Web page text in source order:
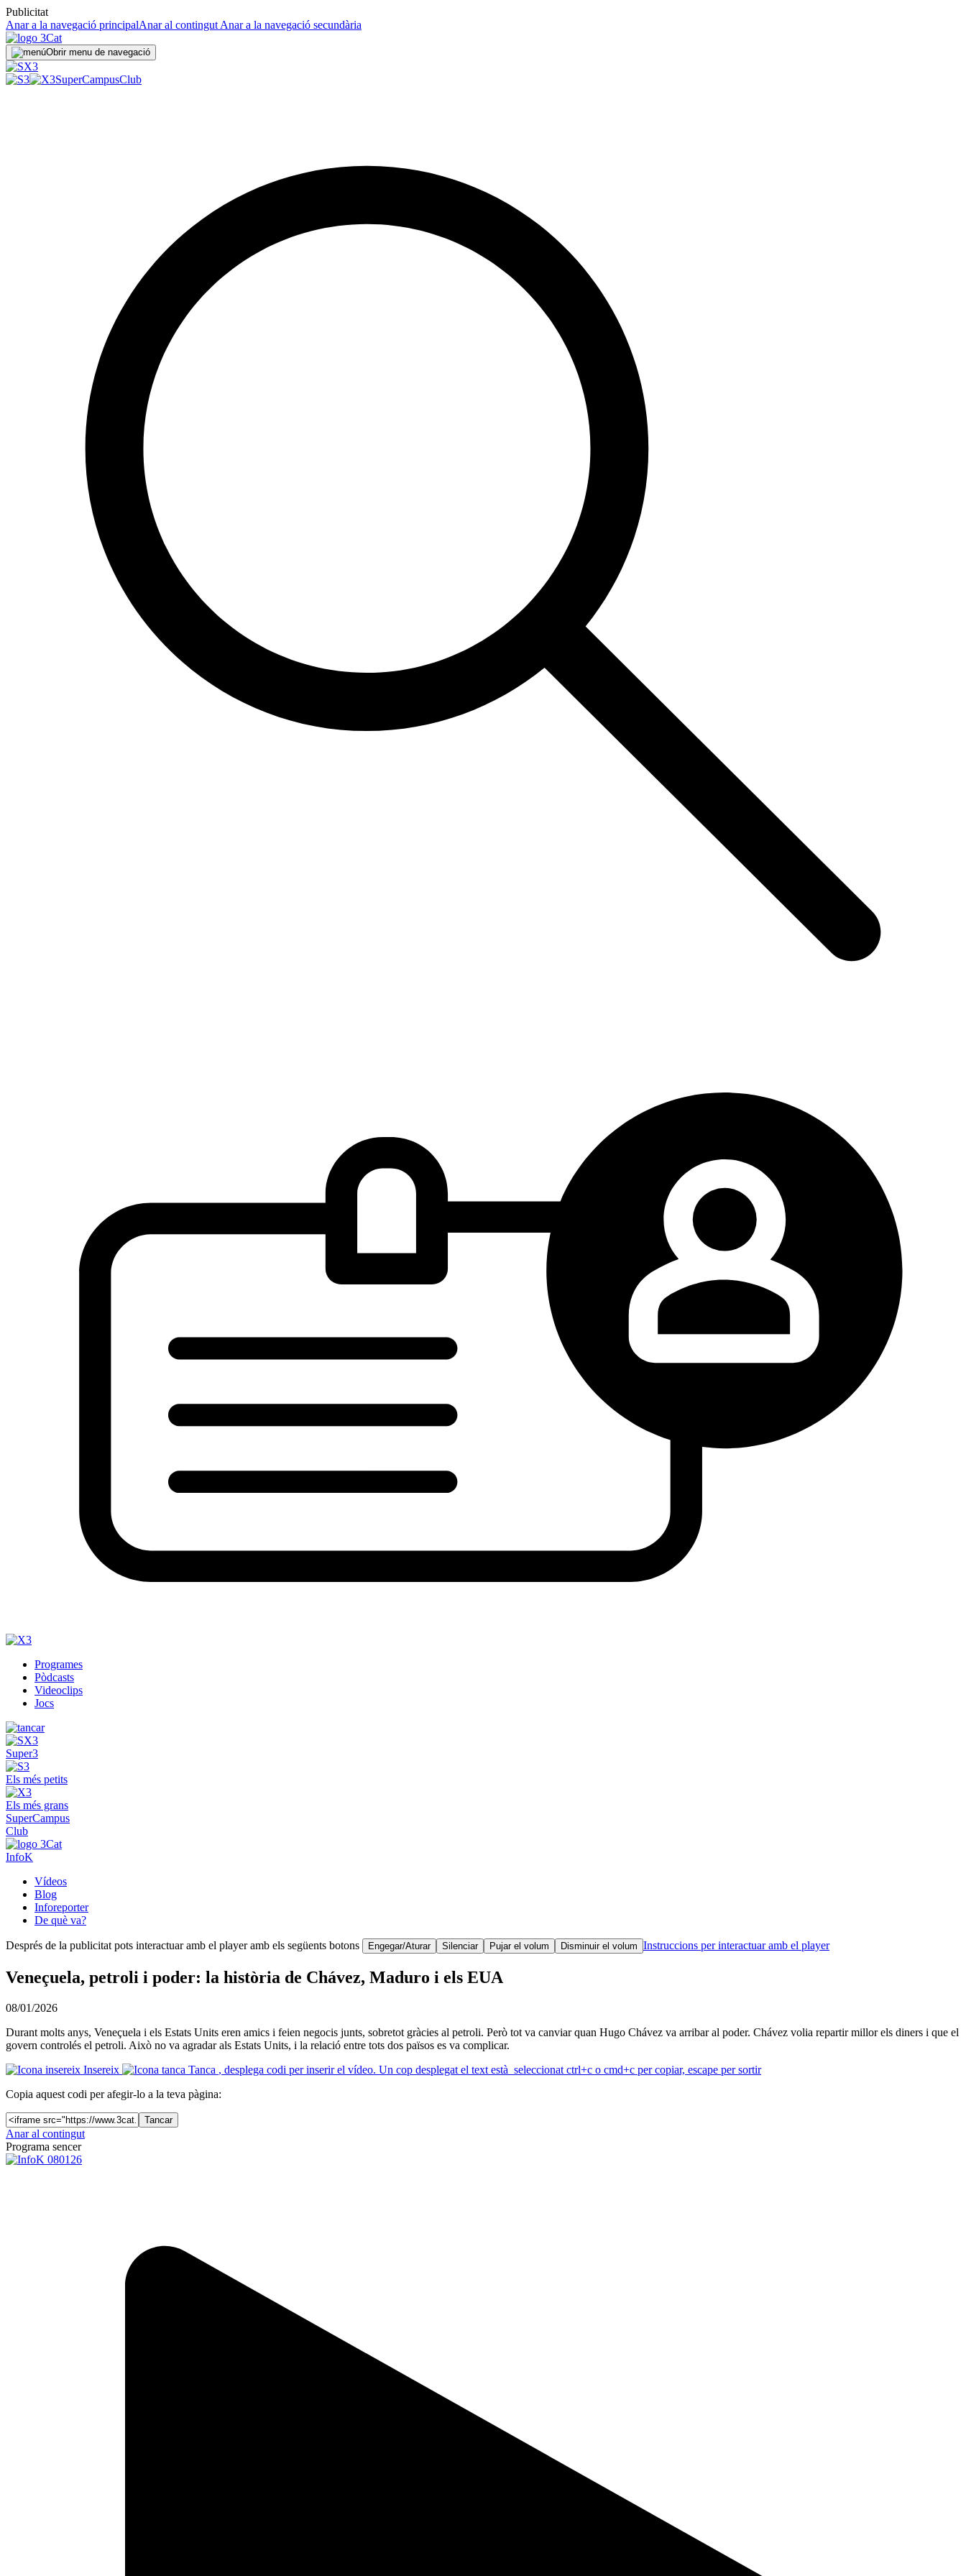
Publicitat
Anar a la navegació principalAnar al contingut Anar a la navegació secundària
Obrir menu de navegació
SuperCampusClub
Programes
Pòdcasts
Videoclips
Jocs
Super3
Els més petits
Els més grans
SuperCampus
Club
InfoK
Vídeos
Blog
Inforeporter
De què va?
Després de la publicitat pots interactuar amb el player amb els següents botons Engegar/Aturar Silenciar Pujar el volum Disminuir el volum Instruccions per interactuar amb el player
Veneçuela, petroli i poder: la història de Chávez, Maduro i els EUA
08/01/2026
Durant molts anys, Veneçuela i els Estats Units eren amics i feien negocis junts, sobretot gràcies al petroli. Però tot va canviar quan Hugo Chávez va arribar al poder. Chávez volia repartir millor els diners i que el
govern controlés el petroli. Això no va agradar als Estats Units, i la relació entre tots dos països es va complicar.
Insereix
Tanca , desplega codi per inserir el vídeo. Un cop desplegat el text està seleccionat ctrl+c o cmd+c per copiar, escape per sortir
Copia aquest codi per afegir-lo a la teva pàgina:
Tancar
Anar al contingut
Programa sencer